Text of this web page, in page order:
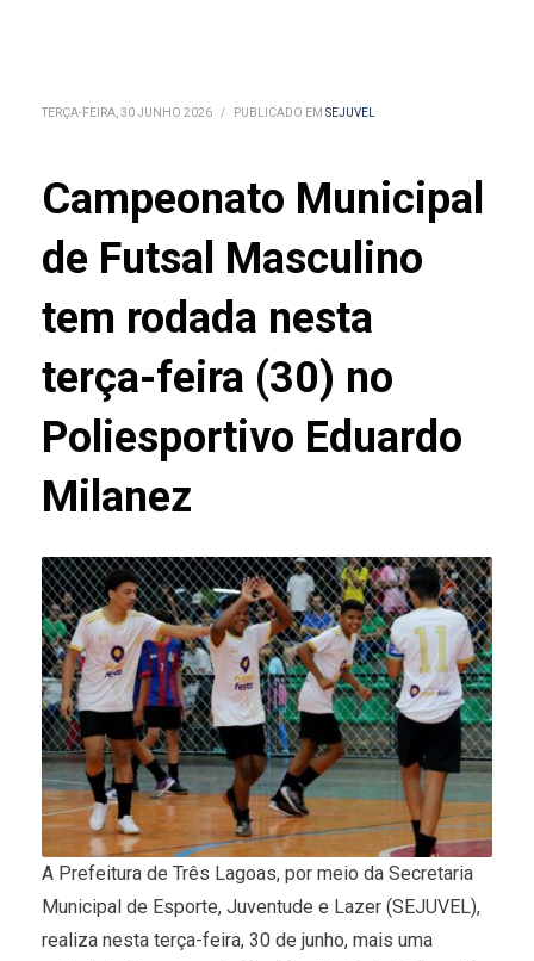
TERÇA-FEIRA, 30 JUNHO 2026 / PUBLICADO EM SEJUVEL
Campeonato Municipal
de Futsal Masculino
tem rodada nesta
terça-feira (30) no
Poliesportivo Eduardo
Milanez
A Prefeitura de Três Lagoas, por meio da Secretaria
Municipal de Esporte, Juventude e Lazer (SEJUVEL),
realiza nesta terça-feira, 30 de junho, mais uma